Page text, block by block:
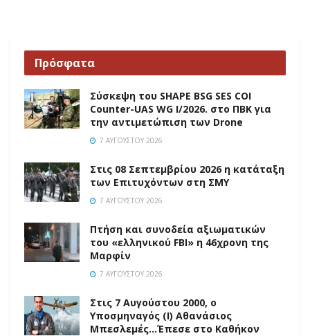
Πρόσφατα
Σύσκεψη του SHAPE BSG SES COI
Counter-UAS WG I/2026. στο ΠΒΚ για
την αντιμετώπιση των Drone
7 ΑΥΓΟΎΣΤΟΥ 2026
Στις 08 Σεπτεμβρίου 2026 η κατάταξη
των Επιτυχόντων στη ΣΜΥ
7 ΑΥΓΟΎΣΤΟΥ 2026
Πτήση και συνοδεία αξιωματικών
του «ελληνικού FBI» η 46χρονη της
Μαρφίν
7 ΑΥΓΟΎΣΤΟΥ 2026
Στις 7 Αυγούστου 2000, ο
Υποσμηναγός (Ι) Αθανάσιος
Μπεσλεμές…Έπεσε στο Καθήκον